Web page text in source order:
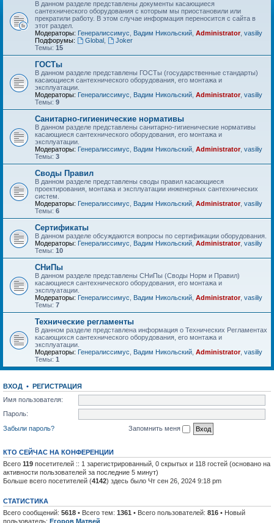
В данном разделе представлены документы касающиеся
сантехнического оборудования с которым мы приостановили или
прекратили работу. В этом случае информация переносится с сайта в
этот раздел.
Модераторы: Генералиссимус Вадим Никольский Administrator, vasiliy
Подфорумы:
Global,
Joker
Темы: 15
ГОСТы
В данном разделе представлены ГОСТы (государственные стандарты)
касающиеся сантехнического оборудования, его монтажа и
эксплуатации.
Модераторы: Генералиссимус Вадим Никольский Administrator, vasiliy
Темы: 9
Санитарно-гигиенические нормативы
В данном разделе представлены санитарно-гигиенические нормативы
касающиеся сантехнического оборудования, его монтажа и
эксплуатации.
Модераторы: Генералиссимус Вадим Никольский Administrator, vasiliy
Темы: 3
Своды Правил
В данном разделе представлены своды правил касающиеся
проектирования, монтажа и эксплуатации инженерных сантехнических
систем.
Модераторы: Генералиссимус Вадим Никольский Administrator, vasiliy
Темы: 6
Сертификаты
В данном разделе обсуждаются вопросы по сертификации оборудования.
Модераторы: Генералиссимус Вадим Никольский Administrator, vasiliy
Темы: 10
СНиПы
В данном разделе представлены СНиПы (Своды Норм и Правил)
касающиеся сантехнического оборудования, его монтажа и
эксплуатации.
Модераторы: Генералиссимус Вадим Никольский Administrator, vasiliy
Темы: 7
Технические регламенты
В данном разделе представлена информация о Технических Регламентах
касающихся сантехнического оборудования, его монтажа и
эксплуатации.
Модераторы: Генералиссимус Вадим Никольский Administrator, vasiliy
Темы: 1
ВХОД • РЕГИСТРАЦИЯ
Имя пользователя:
Пароль:
Забыли пароль?
Запомнить меня
КТО СЕЙЧАС НА КОНФЕРЕНЦИИ
Всего 119 посетителей :: 1 зарегистрированный, 0 скрытых и 118 гостей (основано на
активности пользователей за последние 5 минут)
Больше всего посетителей (4142) здесь было Чт сен 26, 2024 9:18 pm
СТАТИСТИКА
Всего сообщений: 5618 • Всего тем: 1361 • Всего пользователей: 816 • Новый
пользователь: Егоров Матвей